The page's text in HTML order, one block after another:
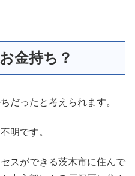
金持ち？
だったと考えられます。
明です。
スができる茨木市に住んで